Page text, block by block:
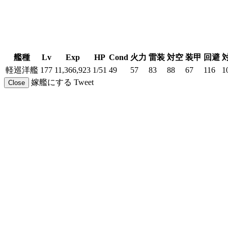
艦種 Lv Exp HP Cond 火力 雷装 対空 装甲 回避
軽巡洋艦 177 11,366,923 1/51 49 57 83 88 67 116
Close 嫁艦にする Tweet